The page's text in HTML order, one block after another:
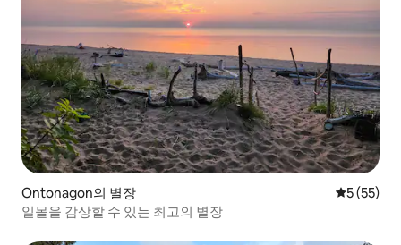
Ontonagon의 별장 평점 5점
5 (55)
일몰을 감상할 수 있는 최고의 별장